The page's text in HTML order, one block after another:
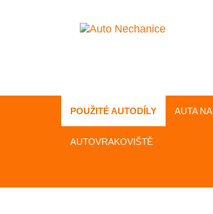
POUŽITÉ AUTODÍLY AUTA NA
AUTOVRAKOVIŠTĚ